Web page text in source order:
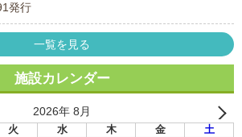
発行
一覧を見る
施設カレンダー
2026年 8月
火 水 木 金 土